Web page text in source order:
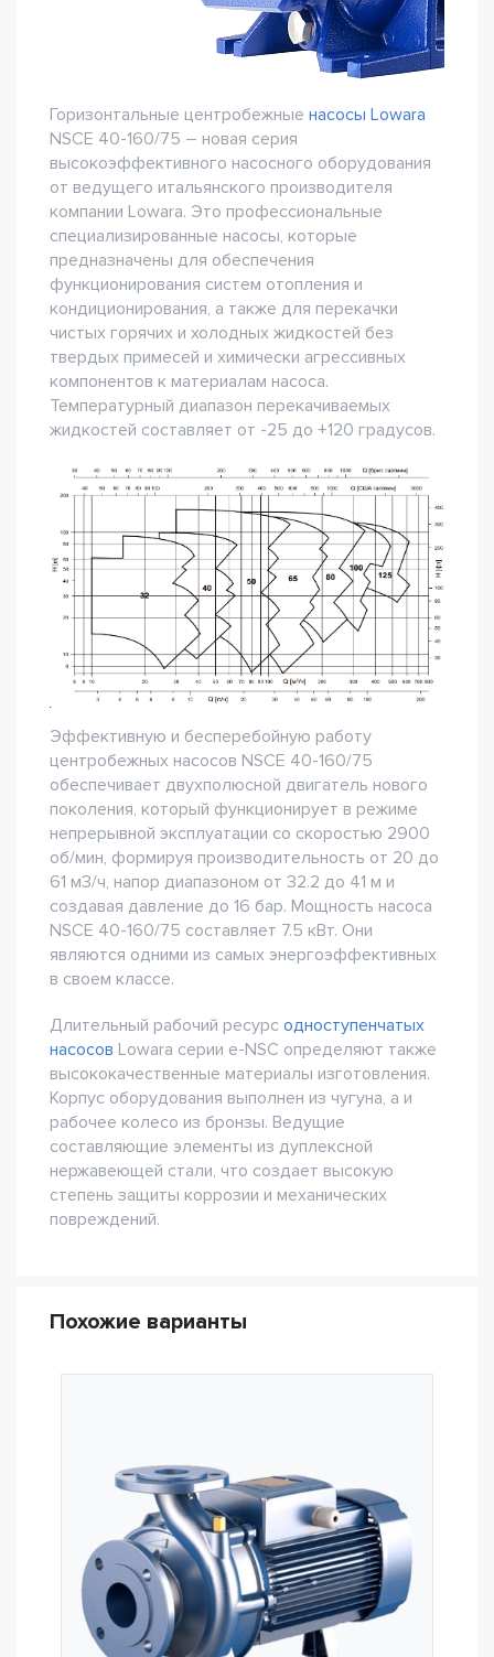
Горизонтальные центробежные насосы Lowara
NSCE 40-160/75 – новая серия
высокоэффективного насосного оборудования
от ведущего итальянского производителя
компании Lowara. Это профессиональные
специализированные насосы, которые
предназначены для обеспечения
функционирования систем отопления и
кондиционирования, а также для перекачки
чистых горячих и холодных жидкостей без
твердых примесей и химически агрессивных
компонентов к материалам насоса.
Температурный диапазон перекачиваемых
жидкостей составляет от -25 до +120 градусов.
Эффективную и бесперебойную работу
центробежных насосов NSCE 40-160/75
обеспечивает двухполюсной двигатель нового
поколения, который функционирует в режиме
непрерывной эксплуатации со скоростью 2900
об/мин, формируя производительность от 20 до
61 м3/ч, напор диапазоном от 32.2 до 41 м и
создавая давление до 16 бар. Мощность насоса
NSCE 40-160/75 составляет 7.5 кВт. Они
являются одними из самых энергоэффективных
в своем классе.
Длительный рабочий ресурс одноступенчатых
насосов Lowara серии e-NSC определяют также
высококачественные материалы изготовления.
Корпус оборудования выполнен из чугуна, а и
рабочее колесо из бронзы. Ведущие
составляющие элементы из дуплексной
нержавеющей стали, что создает высокую
степень защиты коррозии и механических
повреждений.
Похожие варианты